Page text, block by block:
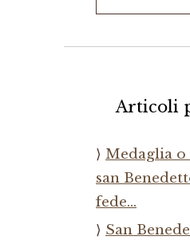
per:
Articoli
Medaglia
san
fede…
San